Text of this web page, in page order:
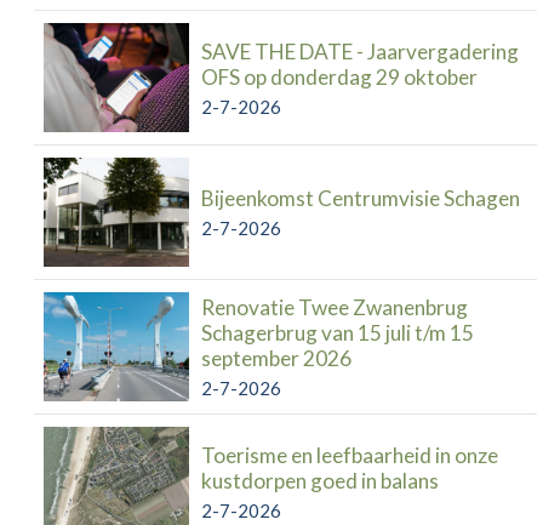
SAVE THE DATE - Jaarvergadering
OFS op donderdag 29 oktober
2-7-2026
Bijeenkomst Centrumvisie Schagen
2-7-2026
Renovatie Twee Zwanenbrug
Schagerbrug van 15 juli t/m 15
september 2026
2-7-2026
Toerisme en leefbaarheid in onze
kustdorpen goed in balans
2-7-2026